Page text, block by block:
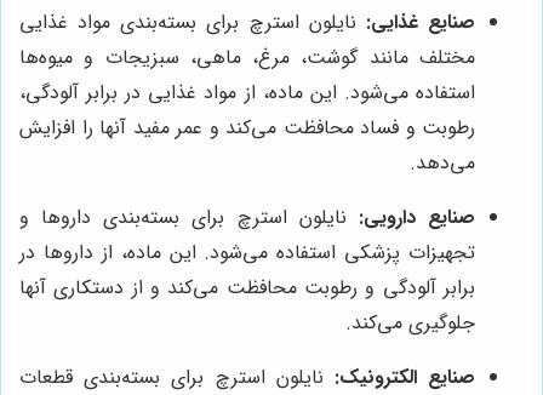
صنایع غذایی: نایلون استرچ برای بسته‌بندی مواد غذایی
مختلف مانند گوشت، مرغ، ماهی، سبزیجات و میوه‌ها
استفاده می‌شود. این ماده، از مواد غذایی در برابر آلودگی،
رطوبت و فساد محافظت می‌کند و عمر مفید آنها را افزایش
می‌دهد.
صنایع دارویی: نایلون استرچ برای بسته‌بندی داروها و
تجهیزات پزشکی استفاده می‌شود. این ماده، از داروها در
برابر آلودگی و رطوبت محافظت می‌کند و از دستکاری آنها
جلوگیری می‌کند.
صنایع الکترونیک: نایلون استرچ برای بسته‌بندی قطعات